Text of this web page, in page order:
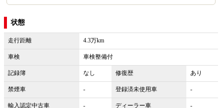
状態
走行距離 4.3万km
車検 車検整備付
記録簿 なし 修復歴 あり
禁煙車 - 登録済未使用車 -
輸入認定中古車 - ディーラー車 -